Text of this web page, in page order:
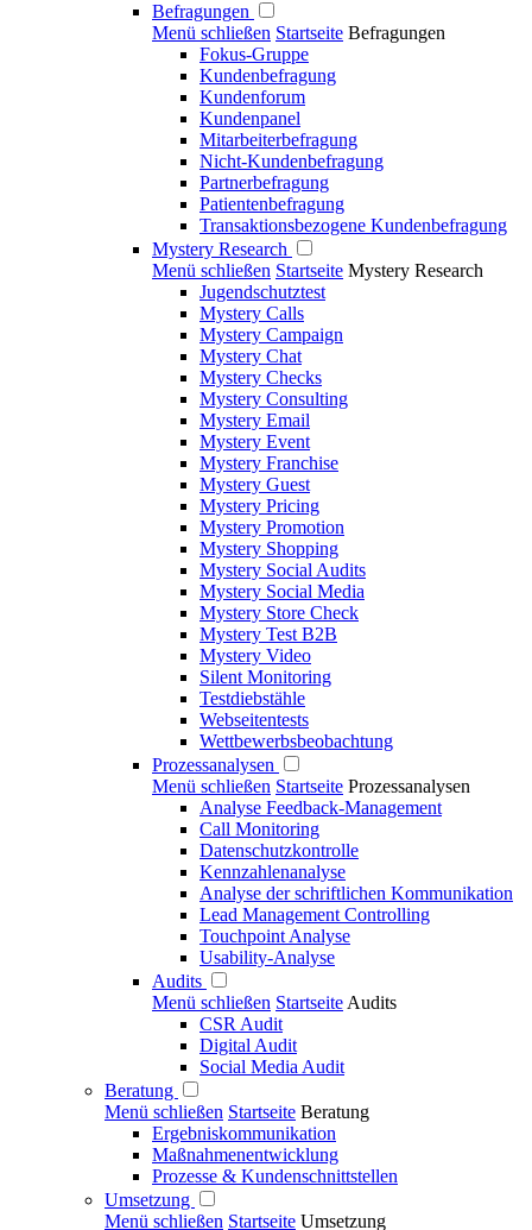
Befragungen
Menü schließen Startseite Befragungen
Fokus-Gruppe
Kundenbefragung
Kundenforum
Kundenpanel
Mitarbeiterbefragung
Nicht-Kundenbefragung
Partnerbefragung
Patientenbefragung
Transaktionsbezogene Kundenbefragung
Mystery Research
Menü schließen Startseite Mystery Research
Jugendschutztest
Mystery Calls
Mystery Campaign
Mystery Chat
Mystery Checks
Mystery Consulting
Mystery Email
Mystery Event
Mystery Franchise
Mystery Guest
Mystery Pricing
Mystery Promotion
Mystery Shopping
Mystery Social Audits
Mystery Social Media
Mystery Store Check
Mystery Test B2B
Mystery Video
Silent Monitoring
Testdiebstähle
Webseitentests
Wettbewerbsbeobachtung
Prozessanalysen
Menü schließen Startseite Prozessanalysen
Analyse Feedback-Management
Call Monitoring
Datenschutzkontrolle
Kennzahlenanalyse
Analyse der schriftlichen Kommunikation
Lead Management Controlling
Touchpoint Analyse
Usability-Analyse
Audits
Menü schließen Startseite Audits
CSR Audit
Digital Audit
Social Media Audit
Beratung
Menü schließen Startseite Beratung
Ergebniskommunikation
Maßnahmenentwicklung
Prozesse & Kundenschnittstellen
Umsetzung
Menü schließen Startseite Umsetzung